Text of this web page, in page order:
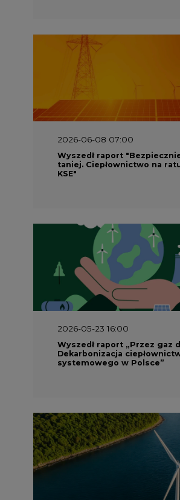
2026-06-08 07:00
Wyszedł raport
taniej. Ciepłownictwo na
KSE"
2026-05-23 16:00
Wyszedł raport „Przez gaz
Dekarbonizacja
systemowego w Polsce”